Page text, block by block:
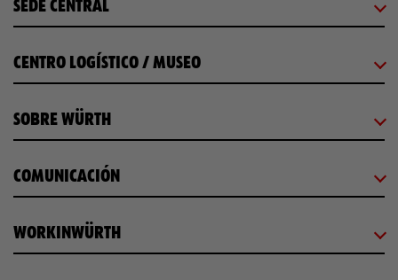
SEDE CENTRAL
CENTRO LOGÍSTICO / MUSEO
SOBRE WÜRTH
COMUNICACIÓN
WORKINWÜRTH